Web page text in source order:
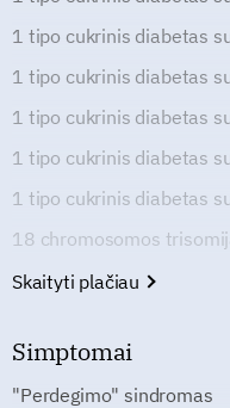
1 tipo cukrinis diabetas
1 tipo cukrinis diabetas
1 tipo cukrinis diabetas
1 tipo cukrinis diabetas
1 tipo cukrinis diabetas
18 chromosomos
Skaityti plačiau
Simptomai
"Perdegimo" sindromas